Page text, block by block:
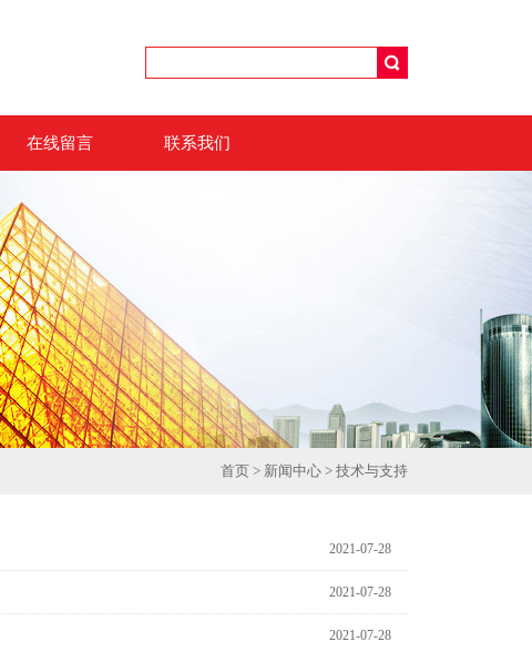
在线留言 联系我们
首页 > 新闻中心 > 技术与支持
2021-07-28
2021-07-28
2021-07-28